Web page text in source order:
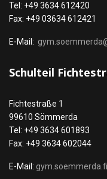
Tel: +49 3634 612420
Fax: +49 03634 612421
E-Mail:
Schulteil
Fichtestraße 1
99610 Sömmerda
Tel: +49 3634 601893
Fax: +49 3634 602044
E-Mail: